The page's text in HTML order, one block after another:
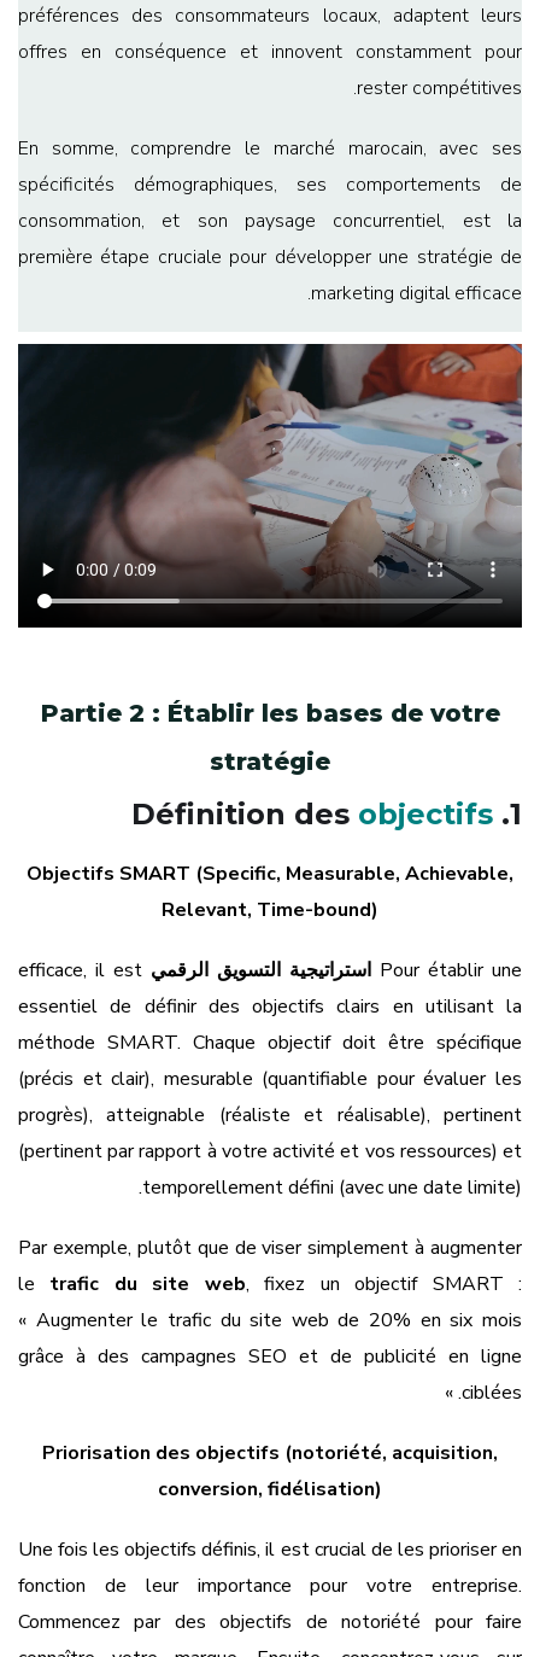
préférences des consommateurs locaux, adaptent leurs
offres en conséquence et innovent constamment pour
rester compétitives.
En somme, comprendre le marché marocain, avec ses
spécificités démographiques, ses comportements de
consommation, et son paysage concurrentiel, est la
première étape cruciale pour développer une stratégie de
marketing digital efficace.
Partie 2 : Établir les bases de votre
stratégie
1. Définition des
objectifs
Objectifs SMART (Specific, Measurable, Achievable,
Relevant, Time-bound)
Pour établir une استراتيجية التسويق الرقمي efficace, il est
essentiel de définir des objectifs clairs en utilisant la
méthode SMART. Chaque objectif doit être spécifique
(précis et clair), mesurable (quantifiable pour évaluer les
progrès), atteignable (réaliste et réalisable), pertinent
(pertinent par rapport à votre activité et vos ressources) et
temporellement défini (avec une date limite).
Par exemple, plutôt que de viser simplement à augmenter
le trafic du site web, fixez un objectif SMART :
« Augmenter le trafic du site web de 20% en six mois
grâce à des campagnes SEO et de publicité en ligne
ciblées. »
Priorisation des objectifs (notoriété, acquisition,
conversion, fidélisation)
Une fois les objectifs définis, il est crucial de les prioriser en
fonction de leur importance pour votre entreprise.
Commencez par des objectifs de notoriété pour faire